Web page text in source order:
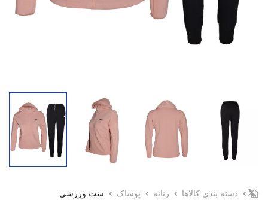
دسته بندی کالاها زنانه پوشاک ست ورزشی